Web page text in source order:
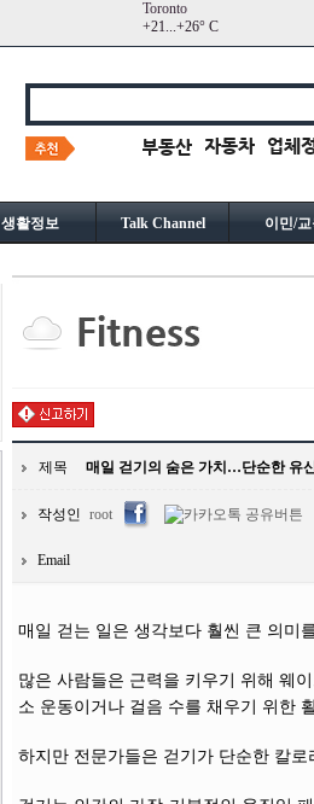
Toronto
+21...+26° C
생활정보 Talk Channel 이민/
제목 매일 걷기의 숨은 가치…단순한 유
작성인 root
Email
매일 걷는 일은 생각보다 훨씬 큰 의미
많은 사람들은 근력을 키우기 위해 웨
소 운동이거나 걸음 수를 채우기 위한
하지만 전문가들은 걷기가 단순한 칼